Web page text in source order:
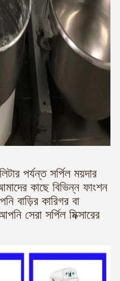
পর্যন্ত সর্পিল ময়দার
কাছে বিভিন্ন ফাংশন
বাড়ির কারিগর বা
সেরা সর্পিল মিক্সারের